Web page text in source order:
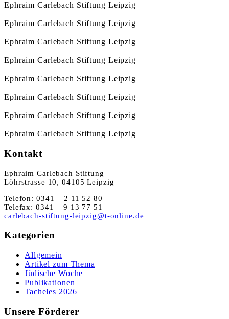
Ephraim Carlebach Stiftung Leipzig
Ephraim Carlebach Stiftung Leipzig
Ephraim Carlebach Stiftung Leipzig
Ephraim Carlebach Stiftung Leipzig
Ephraim Carlebach Stiftung Leipzig
Ephraim Carlebach Stiftung Leipzig
Ephraim Carlebach Stiftung Leipzig
Ephraim Carlebach Stiftung Leipzig
Kontakt
Ephraim Carlebach Stiftung
Löhrstrasse 10, 04105 Leipzig
Telefon: 0341 – 2 11 52 80
Telefax: 0341 – 9 13 77 51
carlebach-stiftung-leipzig@t-online.de
Kategorien
Allgemein
Artikel zum Thema
Jüdische Woche
Publikationen
Tacheles 2026
Unsere Förderer